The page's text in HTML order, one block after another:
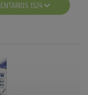
atención
así proporcionar
del día.
aplicar
1524